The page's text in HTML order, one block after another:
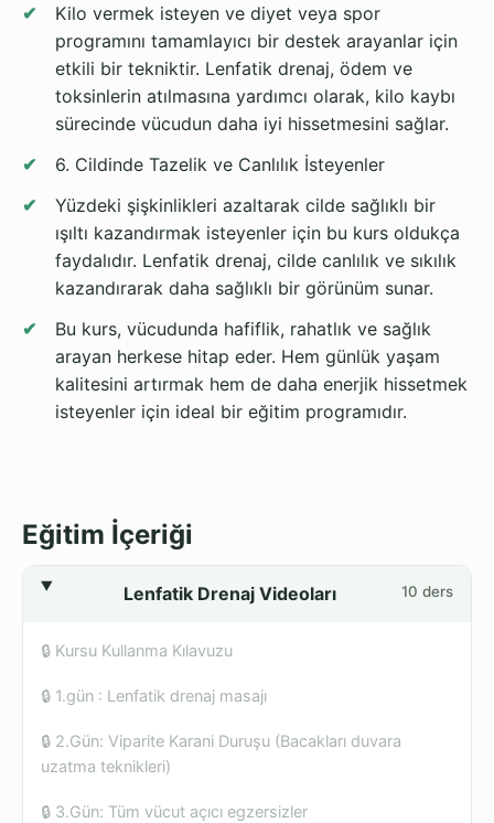
Kilo vermek isteyen ve diyet veya spor
programını tamamlayıcı bir destek arayanlar için
etkili bir tekniktir. Lenfatik drenaj, ödem ve
toksinlerin atılmasına yardımcı olarak, kilo kaybı
sürecinde vücudun daha iyi hissetmesini sağlar.
6. Cildinde Tazelik ve Canlılık İsteyenler
Yüzdeki şişkinlikleri azaltarak cilde sağlıklı bir
ışıltı kazandırmak isteyenler için bu kurs oldukça
faydalıdır. Lenfatik drenaj, cilde canlılık ve sıkılık
kazandırarak daha sağlıklı bir görünüm sunar.
Bu kurs, vücudunda hafiflik, rahatlık ve sağlık
arayan herkese hitap eder. Hem günlük yaşam
kalitesini artırmak hem de daha enerjik hissetmek
isteyenler için ideal bir eğitim programıdır.
Eğitim İçeriği
Lenfatik Drenaj Videoları 10 ders
🔒 Kursu Kullanma Kılavuzu
🔒 1.gün : Lenfatik drenaj masajı
🔒 2.Gün: Viparite Karani Duruşu (Bacakları duvara
uzatma teknikleri)
🔒 3.Gün: Tüm vücut açıcı egzersizler